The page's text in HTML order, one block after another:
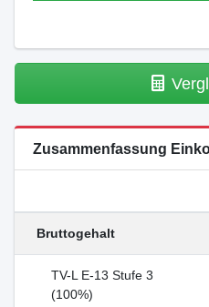
Zusammenfassung
Bruttogehalt
TV-L E-13 Stufe 3
(100%)